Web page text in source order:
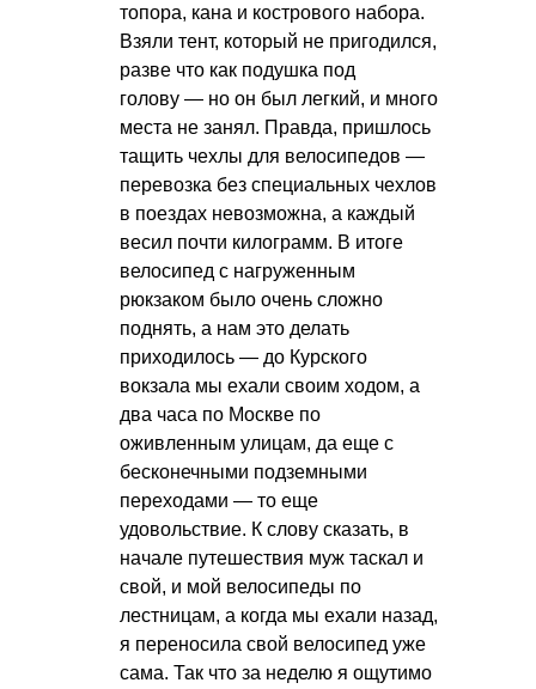
топора, кана и кострового набора.
Взяли тент, который не пригодился,
разве что как подушка под
голову — но он был легкий, и много
места не занял. Правда, пришлось
тащить чехлы для велосипедов —
перевозка без специальных чехлов
в поездах невозможна, а каждый
весил почти килограмм. В итоге
велосипед с нагруженным
рюкзаком было очень сложно
поднять, а нам это делать
приходилось — до Курского
вокзала мы ехали своим ходом, а
два часа по Москве по
оживленным улицам, да еще с
бесконечными подземными
переходами — то еще
удовольствие. К слову сказать, в
начале путешествия муж таскал и
свой, и мой велосипеды по
лестницам, а когда мы ехали назад,
я переносила свой велосипед уже
сама. Так что за неделю я ощутимо